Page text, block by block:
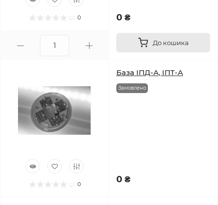
0 0 ₴
До кошика
0
База ІПД-А, ІПТ-А
Замовлено
0 ₴